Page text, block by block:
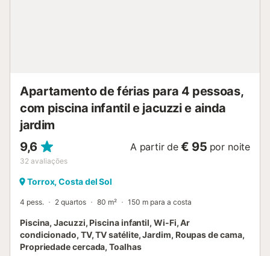
Apartamento de férias para 4 pessoas,
com piscina infantil e jacuzzi e ainda
jardim
9,6
32 avaliações
A partir de € 95 por noite
Torrox, Costa del Sol
4 pess. 2 quartos 80 m² 150 m para a costa
Piscina, Jacuzzi, Piscina infantil, Wi-Fi, Ar
condicionado, TV, TV satélite, Jardim, Roupas de cama,
Propriedade cercada, Toalhas